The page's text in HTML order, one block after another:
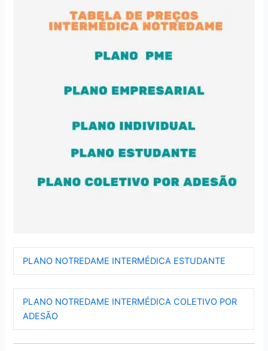
PLANO NOTREDAME INTERMÉDICA ESTUDANTE
PLANO NOTREDAME INTERMÉDICA COLETIVO POR
ADESÃO